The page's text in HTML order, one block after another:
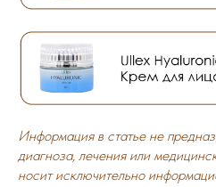
Информация в статье не
диагноза, лечения или
носит исключительно